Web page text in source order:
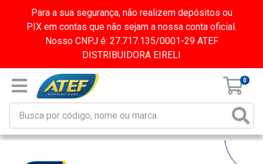
Para a sua segurança, não realizem depósitos ou
PIX em contas que não sejam a nossa conta oficial.
Nosso CNPJ é: 27.717.135/0001-29 ATEF
DISTRIBUIDORA EIRELI
0